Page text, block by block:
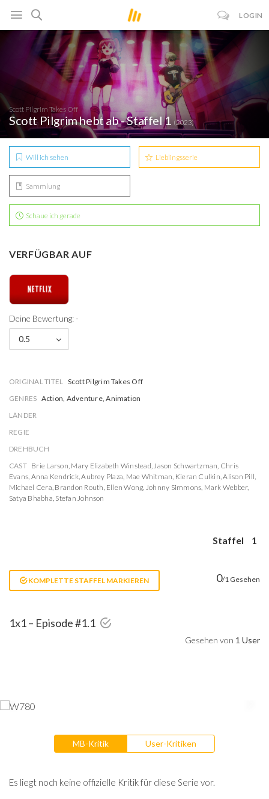
LOGIN
Scott Pilgrim Takes Off
Scott Pilgrim hebt ab - Staffel 1(2023)
Will ich sehen Lieblingsserie
Sammlung
Schaue ich gerade
VERFÜGBAR AUF
Deine Bewertung: -
0.5
ORIGINAL TITEL Scott Pilgrim Takes Off
GENRES Action, Adventure, Animation
LÄNDER
REGIE
DREHBUCH
CAST Brie Larson, Mary Elizabeth Winstead,Jason Schwartzman, Chris
Evans, Anna Kendrick,Aubrey Plaza, Mae Whitman, Kieran Culkin,Alison Pill,
Michael Cera, Brandon Routh, Ellen Wong, Johnny Simmons, Mark Webber,
Satya Bhabha, Stefan Johnson
Staffel 1
KOMPLETTE STAFFEL MARKIEREN 0/1 Gesehen
1x1 – Episode #1.1
Gesehen von 1 User
MB-Kritik User-Kritiken
Es liegt noch keine offizielle Kritik für diese Serie vor.